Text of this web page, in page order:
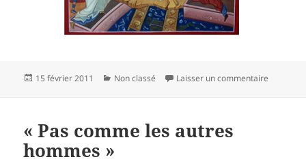
Publié
15 février 2011 Catégories
Non classé Laisser un commentaire
« Pas comme les autres
hommes »